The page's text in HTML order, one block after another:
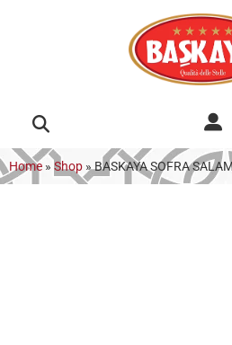
Home » Shop »BASKAYA SOFRA